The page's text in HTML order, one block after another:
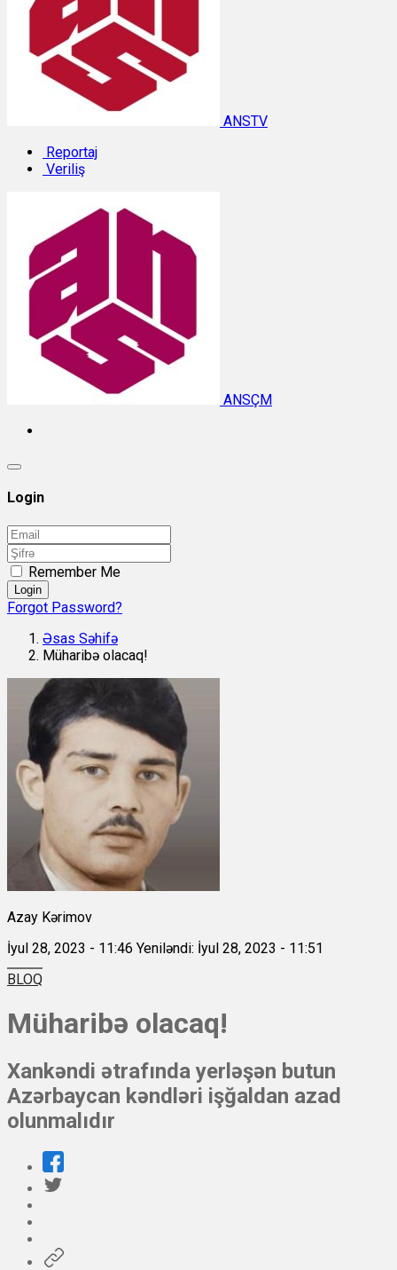
ANSTV
Reportaj
Veriliş
ANSÇM
Login
Remember Me
Login
Forgot Password?
Əsas Səhifə
Müharibə olacaq!
Azay Kərimov
İyul 28, 2023 - 11:46 Yeniləndi: İyul 28, 2023 - 11:51
BLOQ
Müharibə olacaq!
Xankəndi ətrafında yerləşən butun
Azərbaycan kəndləri işğaldan azad
olunmalıdır